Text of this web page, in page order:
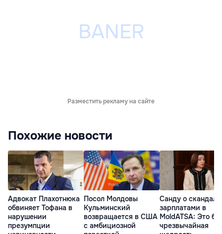
Разместить рекламу на сайте
Похожие новости
Адвокат Плахотнюка
обвиняет Тофана в
нарушении
презумпции
Посол Молдовы
Кульминский
возвращается в США
с амбициозной
Санду о
зарплатами в
MoldATSA: Это
чрезвычайная